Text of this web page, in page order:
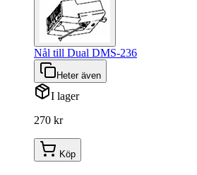
Nål till Dual DMS-236
Heter även
I lager
270 kr
Köp